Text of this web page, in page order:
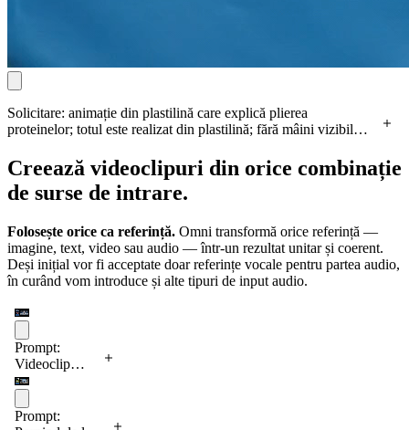
Solicitare: animație din plastilină care explică plierea
proteinelor; totul este realizat din plastilină; fără mâini vizibile;
Creează videoclipuri din orice combinație
de surse de intrare.
Folosește orice ca referință. Omni transformă orice referință —
imagine, text, video sau audio — într-un rezultat unitar și coerent.
Deși inițial vor fi acceptate doar referințe vocale pentru partea audio,
în curând vom introduce și alte tipuri de input audio.
Prompt:
Videoclip
dinamic în
stilul filmelor
SF, bazat pe
Prompt: